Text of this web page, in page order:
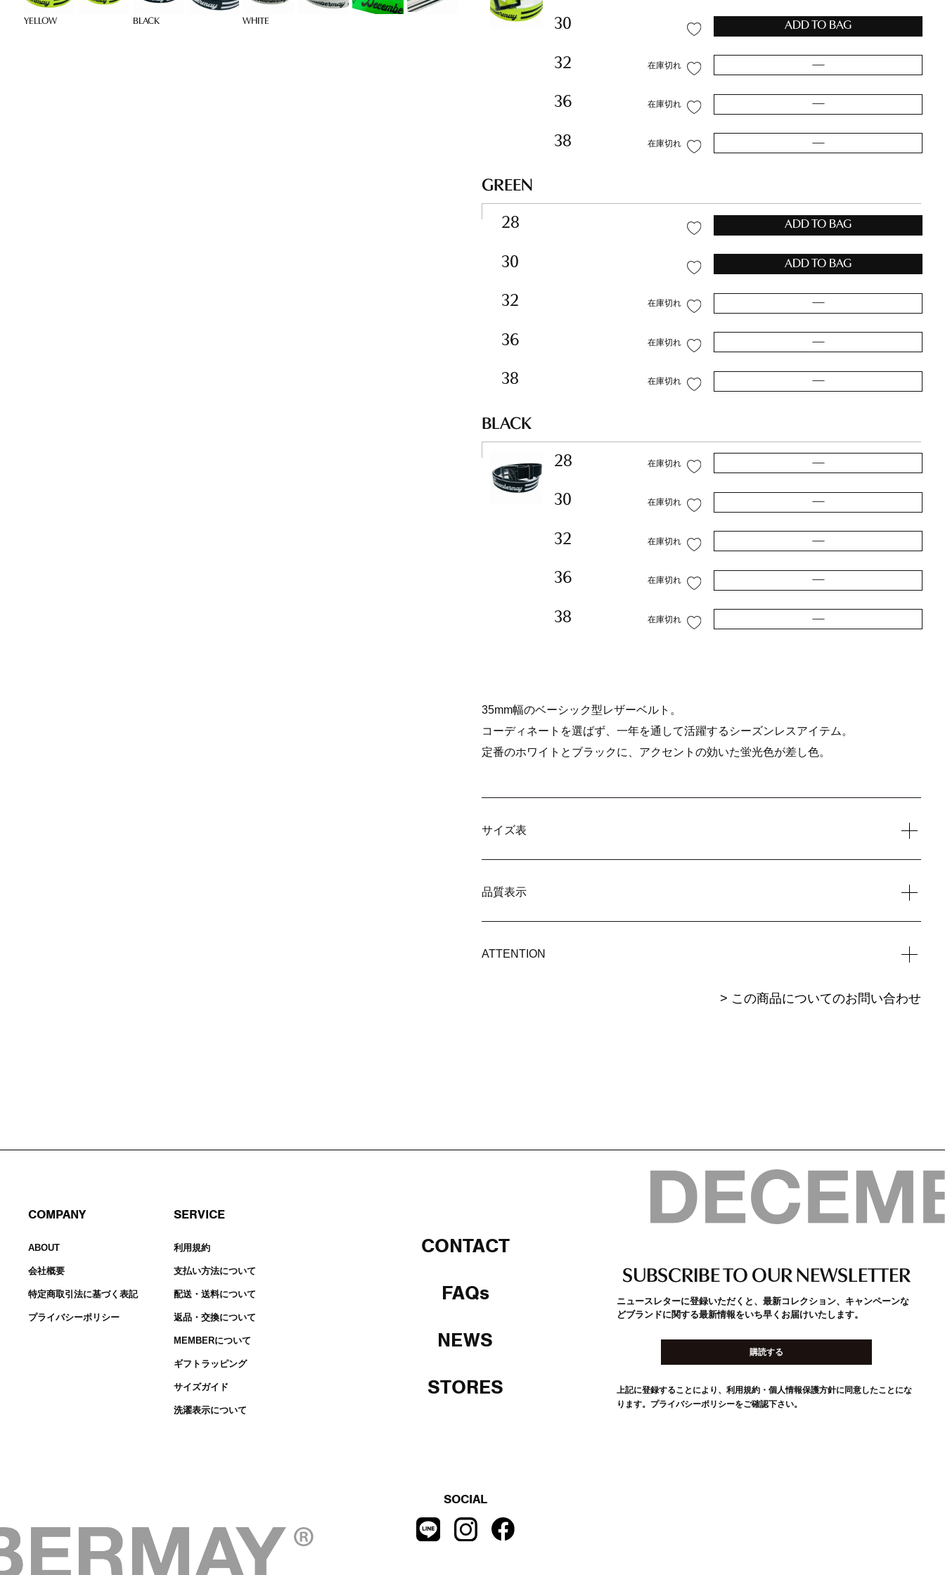
YELLOW BLACK WHITE 30 ADD TO BAG
32 在庫切れ —
36 在庫切れ —
38 在庫切れ —
GREEN
28 ADD TO BAG
30 ADD TO BAG
32 在庫切れ —
36 在庫切れ —
38 在庫切れ —
BLACK
28 在庫切れ —
30 在庫切れ —
32 在庫切れ —
36 在庫切れ —
38 在庫切れ —
35mm幅のベーシック型レザーベルト。
コーディネートを選ばず、一年を通して活躍するシーズンレスアイテム。
定番のホワイトとブラックに、アクセントの効いた蛍光色が差し色。
サイズ表
品質表示
ATTENTION
> この商品についてのお問い合わせ
COMPANY
ABOUT
会社概要
特定商取引法に基づく表記
プライバシーポリシー
SERVICE
利用規約
支払い方法について
配送・送料について
返品・交換について
MEMBERについて
ギフトラッピング
サイズガイド
洗濯表示について
CONTACT
FAQs
NEWS
STORES
SOCIAL
SUBSCRIBE TO OUR NEWSLETTER
ニュースレターに登録いただくと、最新コレクション、キャンペーンな
どブランドに関する最新情報をいち早くお届けいたします。
購読する
上記に登録することにより、利用規約・個人情報保護方針に同意したことにな
ります。 プライバシーポリシーをご確認下さい。